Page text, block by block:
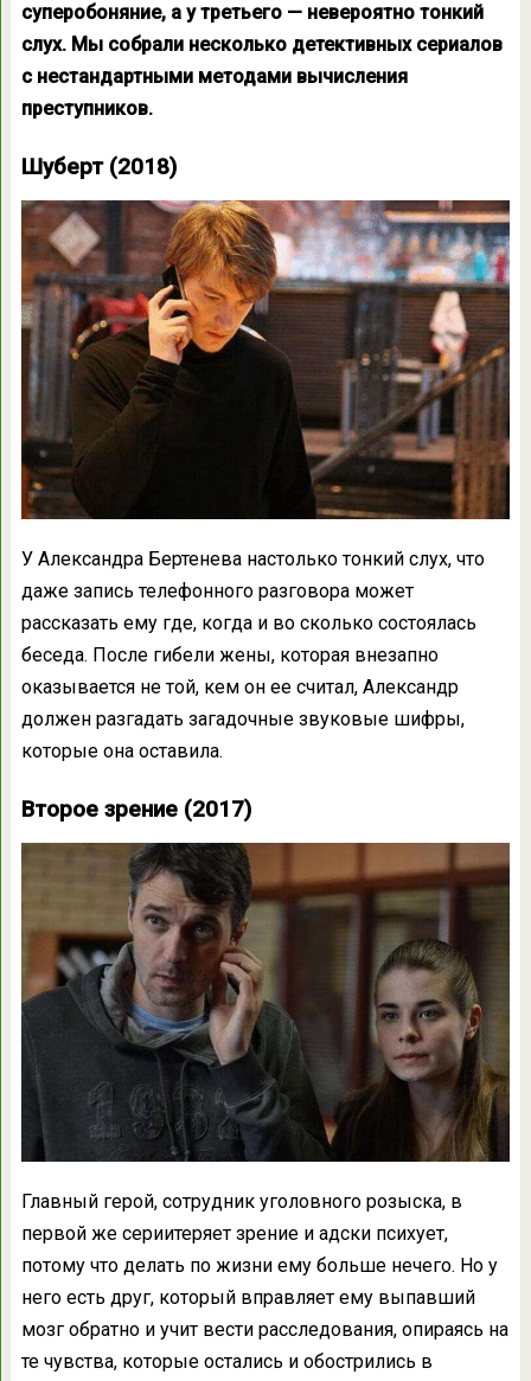
суперобоняние, а у третьего — невероятно тонкий
слух. Мы собрали несколько детективных сериалов
с нестандартными методами вычисления
преступников.
Шуберт (2018)
У Александра Бертенева настолько тонкий слух, что
даже запись телефонного разговора может
рассказать ему где, когда и во сколько состоялась
беседа. После гибели жены, которая внезапно
оказывается не той, кем он ее считал, Александр
должен разгадать загадочные звуковые шифры,
которые она оставила.
Второе зрение (2017)
Главный герой, сотрудник уголовного розыска, в
первой же сериитеряет зрение и адски психует,
потому что делать по жизни ему больше нечего. Но у
него есть друг, который вправляет ему выпавший
мозг обратно и учит вести расследования, опираясь на
те чувства, которые остались и обострились в